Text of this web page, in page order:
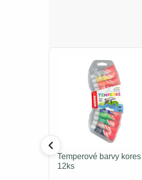
Temperové barvy kores
12ks